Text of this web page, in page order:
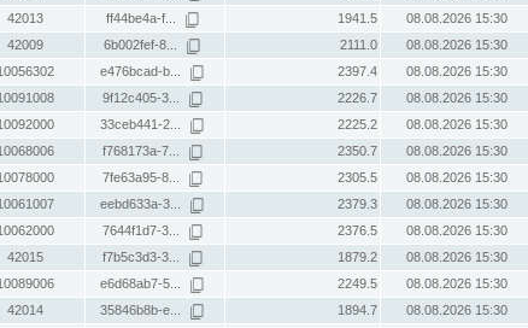
42013 ff44be4a-f... 1941.5
08.08.2026 15:30
42009 6b002fef-8... 2111.0
08.08.2026 15:30
e476bcad-b... 2397.4
08.08.2026 15:30
9f12c405-3... 2226.7
08.08.2026 15:30
33ceb441-2... 2225.2
08.08.2026 15:30
f768173a-7... 2350.7
08.08.2026 15:30
7fe63a95-8... 2305.5
08.08.2026 15:30
eebd633a-3... 2379.3
08.08.2026 15:30
7644f1d7-3... 2376.5
08.08.2026 15:30
42015 f7b5c3d3-3... 1879.2
08.08.2026 15:30
e6d68ab7-5... 2249.5
08.08.2026 15:30
42014 35846b8b-e... 1894.7
08.08.2026 15:30